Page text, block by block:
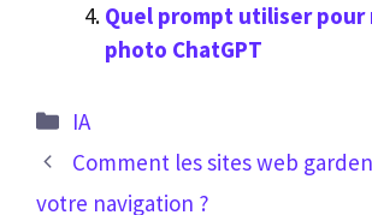
Quel prompt utiliser
photo ChatGPT
Catégories
IA
Comment les sites web
votre navigation ?